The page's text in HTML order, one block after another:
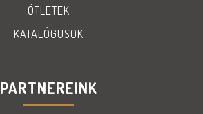
ÖTLETEK
KATALÓGUSOK
PARTNEREINK